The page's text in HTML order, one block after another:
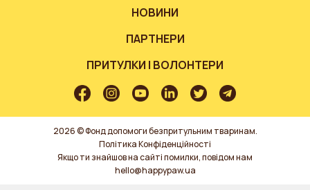
НОВИНИ
ПАРТНЕРИ
ПРИТУЛКИ І ВОЛОНТЕРИ
2026 © Фонд допомоги безпритульним тваринам.
Політика Конфіденційності
Якщо ти знайшов на сайті помилки, повідом нам
hello@happypaw.ua